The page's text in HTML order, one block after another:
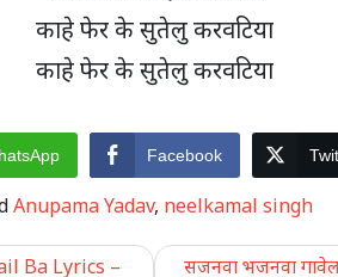
काहे फेर के सुतेलु करवटिया
काहे फेर के सुतेलु करवटिया
Facebook
Anupama Yadav, neelkamal singh
Ba Lyrics –
सजनवा भजनवा